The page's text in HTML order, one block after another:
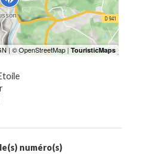
numéro(s)